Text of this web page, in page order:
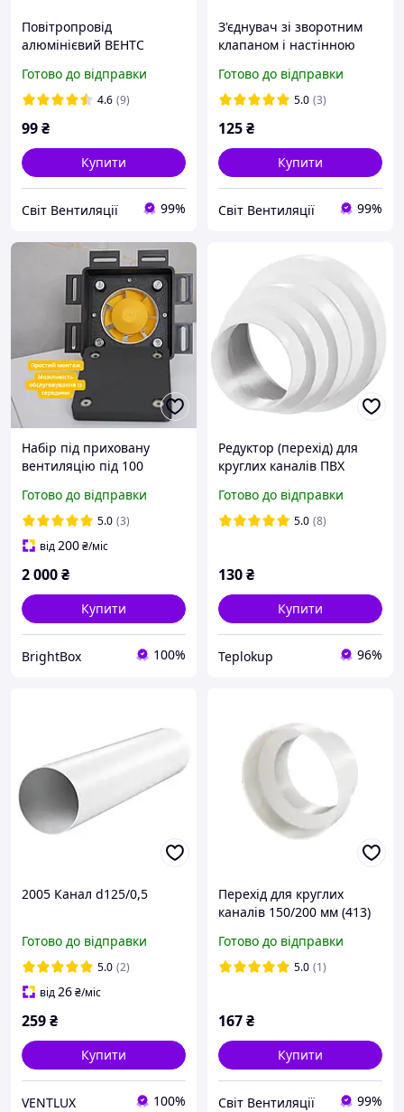
Повітропровід
алюмінієвий ВЕНТС
гофра
Готово до відправки
4.6 (9)
99₴
Купити
Світ Вентиляції 99%
З'єднувач зі зворотним
клапаном і настінною
Готово до відправки
5.0 (3)
125₴
Купити
Світ Вентиляції 99%
Набір під приховану
вентиляцію під 100
(+ ВЕНТИЛЯТОР)
Готово до відправки
5.0 (3)
від200₴/міс
2 000₴
Купити
BrightBox 100%
Редуктор (перехід) для
круглих каналів ПВХ
Готово до відправки
5.0 (8)
130₴
Купити
Teplokup 96%
2005 Канал d125/0,5
Готово до відправки
5.0 (2)
від26₴/міс
259₴
Купити
VENTLUX 100%
Перехід для круглих
каналів 150/200 мм (413)
Готово до відправки
5.0 (1)
167₴
Купити
Світ Вентиляції 99%